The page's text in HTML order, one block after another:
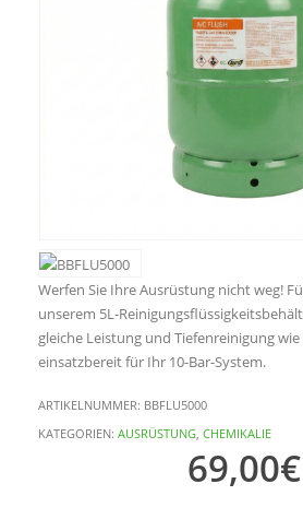
Werfen Sie Ihre Ausrüstung nicht weg!
unserem 5L-
gleiche Leistung und Tiefenreinigung
einsatzbereit für Ihr 10-Bar-System.
ARTIKELNUMMER: BBFLU5000
KATEGORIEN: AUSRÜSTUNG, CHEMIKALIE
69,00€